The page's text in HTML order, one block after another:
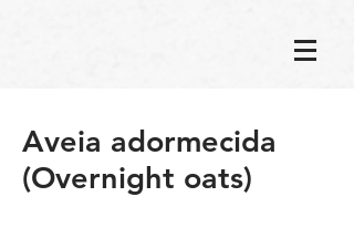
Aveia adormecida
(Overnight oats)